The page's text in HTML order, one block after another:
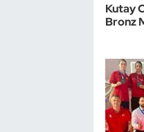
Kutay
Bronz